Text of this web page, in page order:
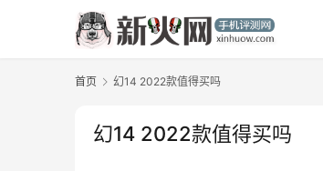
首页 幻14 2022款值得买吗
幻14 2022款值得买吗